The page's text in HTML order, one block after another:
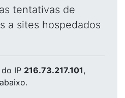
tentativas de
a sites hospedados
do IP 216.73.217.101,